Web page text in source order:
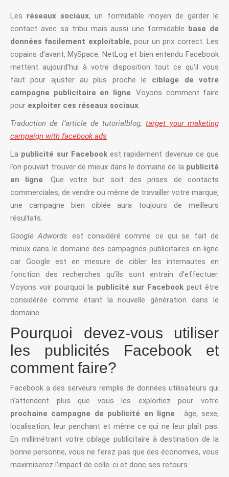
Les réseaux sociaux, un formidable moyen de garder le
contact avec sa tribu mais aussi une formidable base de
données facilement exploitable, pour un prix correct. Les
copains d’avant, MySpace, NetLog et bien entendu Facebook
mettent aujourd’hui à votre disposition tout ce qu’il vous
faut pour ajuster au plus proche le ciblage de votre
campagne publicitaire en ligne. Voyons comment faire
pour exploiter ces réseaux sociaux.
Tra­duc­tion de l’article de tutorialblog,target your maketing
campaign with facebook ads
La publicité sur Facebookest rapidement devenue ce que
l’on pouvait trouver de mieux dans le domaine de la publicité
en ligne. Que votre but soit des prises de contacts
commerciales, de vendre ou même de travailler votre marque,
une campagne bien ciblée aura toujours de meilleurs
résultats.
Google Adwords est considéré comme ce qui se fait de
mieux dans le domaine des campagnes publicitaires en ligne
car Google est en mesure de cibler les internautes en
fonction des recherches qu’ils sont entrain d’effectuer.
Voyons voir pourquoi la publicité sur Facebook peut être
considérée comme étant la nouvelle génération dans le
domaine.
Pourquoi devez-vous utiliser
les publicités Facebook et
comment faire?
Facebook a des serveurs remplis de données utilisateurs qui
n’attendent plus que vous les exploitiez pour votre
prochaine campagne de publicité en ligne : âge, sexe,
localisation, leur penchant et même ce qui ne leur plaît pas.
En millimétrant votre ciblage publicitaire à destination de la
bonne personne, vous ne ferez pas que des économies, vous
maximiserez l’impact de celle-ci et donc ses retours.